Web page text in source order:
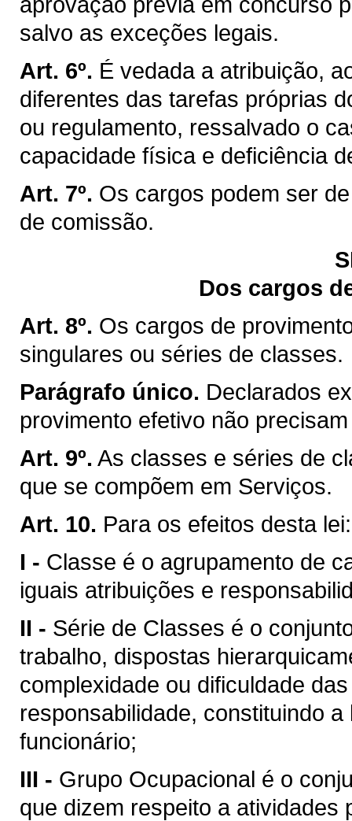
salvo as exceções legais.
Art. 6º. É vedada a atribuição,
diferentes das tarefas próprias
ou regulamento, ressalvado o
capacidade física e deficiência
Art. 7º. Os cargos podem ser
de comissão.
Dos cargos
Art. 8º. Os cargos de
singulares ou séries de classes.
Parágrafo único. Declarados
provimento efetivo não
Art. 9º. As classes e séries de
que se compõem em Serviços.
Art. 10. Para os efeitos desta lei:
I - Classe é o agrupamento de
iguais atribuições e
II - Série de Classes é o
trabalho, dispostas
complexidade ou dificuldade
responsabilidade, constituindo
funcionário;
III - Grupo Ocupacional é o
que dizem respeito a atividades